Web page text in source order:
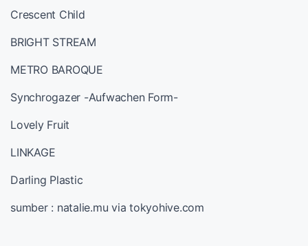
Crescent Child
BRIGHT STREAM
METRO BAROQUE
Synchrogazer -Aufwachen Form-
Lovely Fruit
LINKAGE
Darling Plastic
sumber : natalie.mu via tokyohive.com